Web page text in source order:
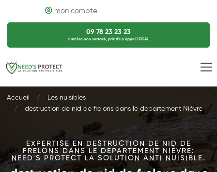
mon compte
09 78 23 23 23
numéro non surtaxé, prix d’un appel LOCAL
Accueil
Les nuisibles
destruction de nid de frelons dans le departement Nièvre
EXPERTISE EN DESTRUCTION DE NID DE
FRELONS DANS LE DEPARTEMENT NIÈVRE:
NEED'S PROTECT LA SOLUTION ANTI NUISIBLE.